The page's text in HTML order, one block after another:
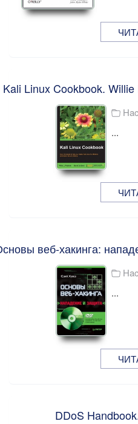
Kali Linux Cookbook.
...
веб-хакинга:
...
DDoS